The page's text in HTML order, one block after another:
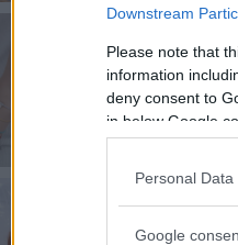
Downstream
Please note that
information
deny consent to
in below Google
Personal
Google